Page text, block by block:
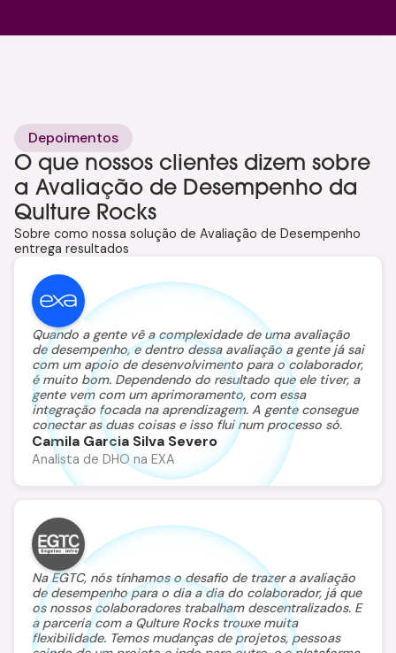
Depoimentos
O que nossos clientes dizem sobre
a Avaliação de Desempenho da
Qulture Rocks
Sobre como nossa solução de Avaliação de Desempenho
entrega resultados
Quando a gente vê a complexidade de uma avaliação
de desempenho, e dentro dessa avaliação a gente já sai
com um apoio de desenvolvimento para o colaborador,
é muito bom. Dependendo do resultado que ele tiver, a
gente vem com um aprimoramento, com essa
integração focada na aprendizagem. A gente consegue
conectar as duas coisas e isso flui num processo só.
Camila Garcia Silva Severo
Analista de DHO na EXA
Na EGTC, nós tínhamos o desafio de trazer a avaliação
de desempenho para o dia a dia do colaborador, já que
os nossos colaboradores trabalham descentralizados. E
a parceria com a Qulture Rocks trouxe muita
flexibilidade. Temos mudanças de projetos, pessoas